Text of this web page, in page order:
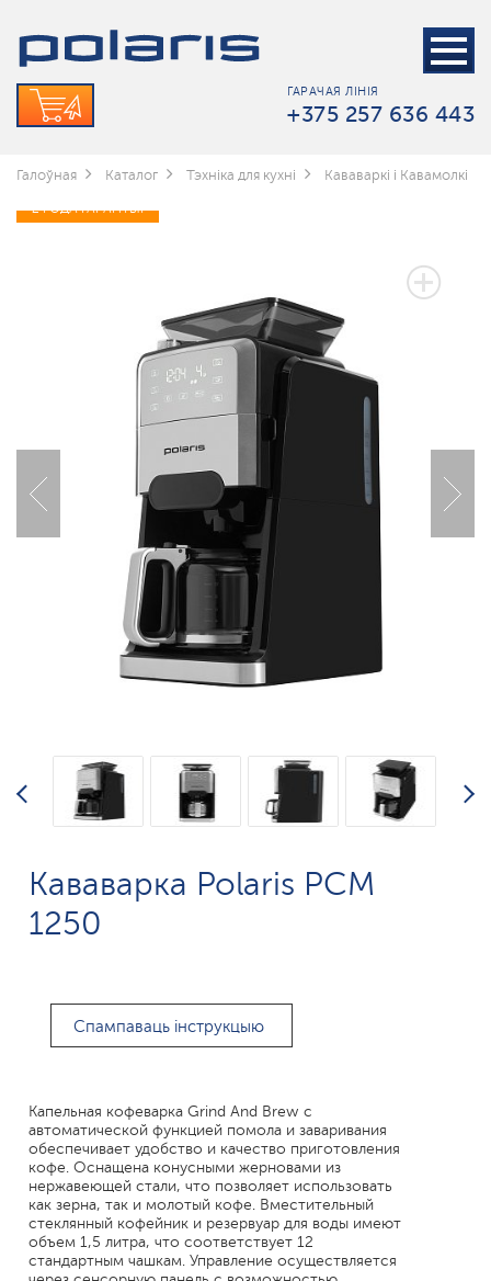
ГАРАЧАЯ ЛІНІЯ
+375 257 636 443
Галоўная Каталог Тэхніка для кухні Кававаркі і Кавамолкі
2 ГОДА ГАРАНТЫІ
Кававарка Polaris PCM
1250
Спампаваць інструкцыю
Капельная кофеварка Grind And Brew с
автоматической функцией помола и заваривания
обеспечивает удобство и качество приготовления
кофе. Оснащена конусными жерновами из
нержавеющей стали, что позволяет использовать
как зерна, так и молотый кофе. Вместительный
стеклянный кофейник и резервуар для воды имеют
объем 1,5 литра, что соответствует 12
стандартным чашкам. Управление осуществляется